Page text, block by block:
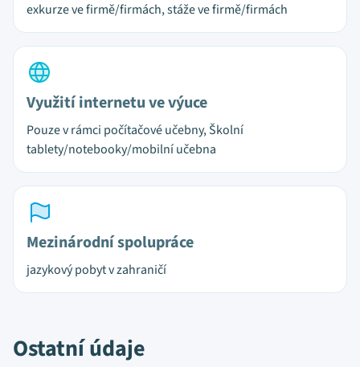
exkurze ve firmě/firmách, stáže ve firmě/firmách
Využití internetu ve výuce
Pouze v rámci počítačové učebny, Školní
tablety/notebooky/mobilní učebna
Mezinárodní spolupráce
jazykový pobyt v zahraničí
Ostatní údaje